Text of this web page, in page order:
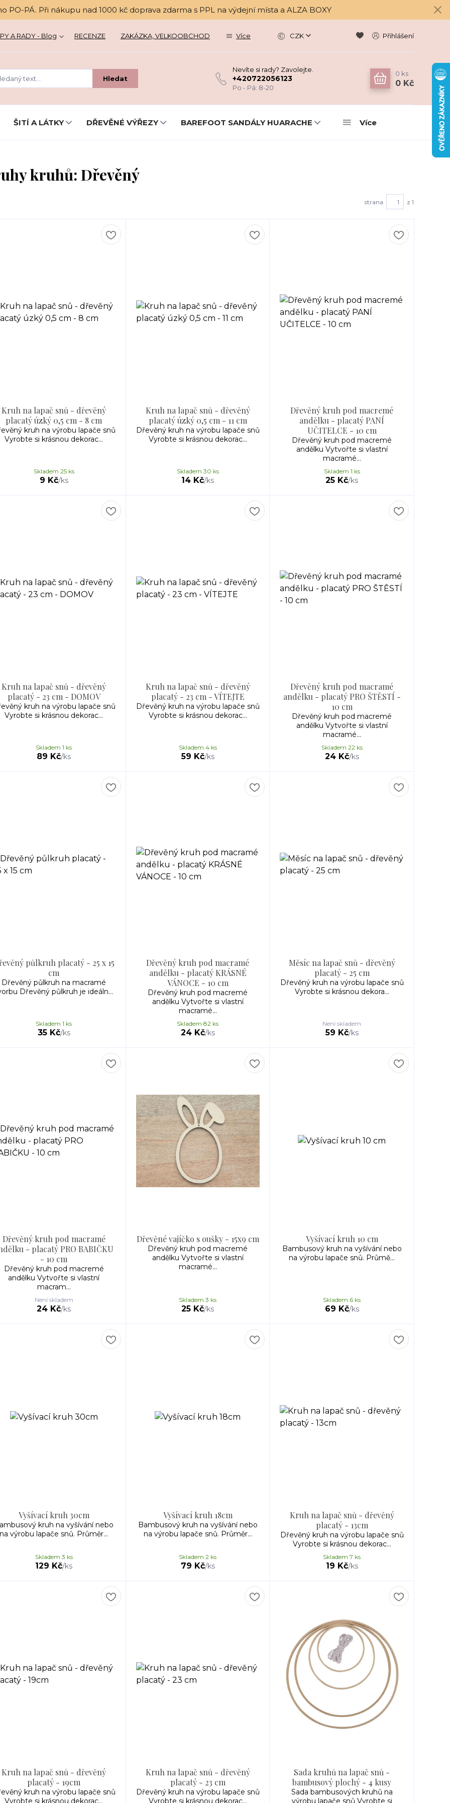
PO-PÁ. Při nákupu nad 1000 kč doprava zdarma s PPL na výdejní místa a ALZA BOXY
A RADY - Blog RECENZE ZAKÁZKA, VELKOOBCHOD Více CZK Přihlášení
Hledat
Nevíte si rady? Zavolejte.
+420722056123
Po - Pá: 8-20
0 ks
0 Kč
ŠITÍ A LÁTKY DŘEVĚNÉ VÝŘEZY BAREFOOT SANDÁLY HUARACHE Více
kruhů: Dřevěný
strana z 1
Kruh na lapač snů - dřevěný
placatý úzký 0,5 cm - 8 cm
kruh na výrobu lapače snů
Vyrobte si krásnou dekorac...
9 Kč/ks
Skladem 25 ks
Kruh na lapač snů - dřevěný
placatý úzký 0,5 cm - 11 cm
Dřevěný kruh na výrobu lapače snů
Vyrobte si krásnou dekorac...
14 Kč/ks
Skladem 30 ks
Dřevěný kruh pod macremé
andělku - placatý PANÍ
UČITELCE - 10 cm
Dřevěný kruh pod macremé
andělku Vytvořte si vlastní
macramé...
25 Kč/ks
Skladem 1 ks
Kruh na lapač snů - dřevěný
placatý - 23 cm - DOMOV
kruh na výrobu lapače snů
Vyrobte si krásnou dekorac...
89 Kč/ks
Skladem 1 ks
Kruh na lapač snů - dřevěný
placatý - 23 cm - VÍTEJTE
Dřevěný kruh na výrobu lapače snů
Vyrobte si krásnou dekorac...
59 Kč/ks
Skladem 4 ks
Dřevěný kruh pod macramé
andělku - placatý PRO ŠTĚSTÍ -
10 cm
Dřevěný kruh pod macremé
andělku Vytvořte si vlastní
macramé...
24 Kč/ks
Skladem 22 ks
půlkruh placatý - 25 x 15
cm
Dřevěný půlkruh na macramé
Dřevěný půlkruh je ideáln...
35 Kč/ks
Skladem 1 ks
Dřevěný kruh pod macramé
andělku - placatý KRÁSNÉ
VÁNOCE - 10 cm
Dřevěný kruh pod macremé
andělku Vytvořte si vlastní
macramé...
24 Kč/ks
Skladem 82 ks
Měsíc na lapač snů - dřevěný
placatý - 25 cm
Dřevěný kruh na výrobu lapače snů
Vyrobte si krásnou dekora...
59 Kč/ks
Není skladem
Dřevěný kruh pod macramé
- placatý PRO BABIČKU
- 10 cm
Dřevěný kruh pod macremé
andělku Vytvořte si vlastní
macram...
24 Kč/ks
Není skladem
Dřevěné vajíčko s oušky - 15x9 cm
Dřevěný kruh pod macremé
andělku Vytvořte si vlastní
macramé...
25 Kč/ks
Skladem 3 ks
Vyšívací kruh 10 cm
Bambusový kruh na vyšívání nebo
na výrobu lapače snů. Průmě...
69 Kč/ks
Skladem 6 ks
Vyšívací kruh 30cm
kruh na vyšívání nebo
na výrobu lapače snů. Průměr...
129 Kč/ks
Skladem 3 ks
Vyšívací kruh 18cm
Bambusový kruh na vyšívání nebo
na výrobu lapače snů. Průměr...
79 Kč/ks
Skladem 2 ks
Kruh na lapač snů - dřevěný
placatý - 13cm
Dřevěný kruh na výrobu lapače snů
Vyrobte si krásnou dekorac...
19 Kč/ks
Skladem 7 ks
Kruh na lapač snů - dřevěný
placatý - 19cm
kruh na výrobu lapače snů
Vyrobte si krásnou dekorac...
Kruh na lapač snů - dřevěný
placatý - 23 cm
Dřevěný kruh na výrobu lapače snů
Vyrobte si krásnou dekorac...
Sada kruhů na lapač snů -
bambusový plochý - 4 kusy
Sada bambusových kruhů na
výrobu lapače snů Vyrobte si